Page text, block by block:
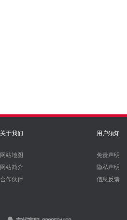
关于我们
网站地图
网站简介
合作伙伴
用户须知
免责声明
隐私声明
信息反馈